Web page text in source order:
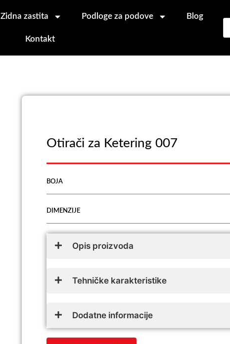
Zidna zastita Podloge za podove Blog
Kontakt
Otirači za Ketering 007
BOJA
DIMENZIJE
Opis proizvoda
Tehničke karakteristike
Dodatne informacije